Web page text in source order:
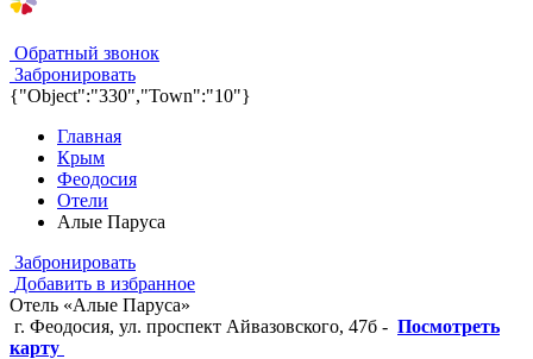
Обратный звонок
Забронировать
{"Object":"330","Town":"10"}
Главная
Крым
Феодосия
Отели
Алые Паруса
Забронировать
Добавить в избранное
Отель «Алые Паруса»
г. Феодосия, ул. проспект Айвазовского, 47б - Посмотреть
карту